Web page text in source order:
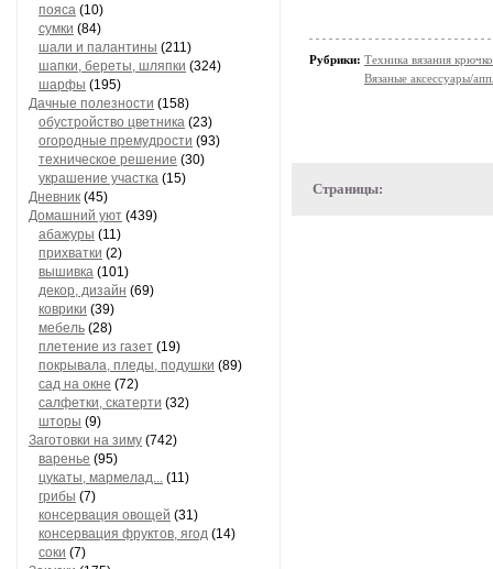
пояса (10)
сумки (84)
шали и палантины (211)
шапки, береты, шляпки (324)
шарфы (195)
Дачные полезности (158)
обустройство цветника (23)
огородные премудрости (93)
техническое решение (30)
украшение участка (15)
Дневник (45)
Домашний уют (439)
абажуры (11)
прихватки (2)
вышивка (101)
декор, дизайн (69)
коврики (39)
мебель (28)
плетение из газет (19)
покрывала, пледы, подушки (89)
сад на окне (72)
салфетки, скатерти (32)
шторы (9)
Заготовки на зиму (742)
варенье (95)
цукаты, мармелад... (11)
грибы (7)
консервация овощей (31)
консервация фруктов, ягод (14)
соки (7)
Рубрики: Техника вязания
Вязаные аксессуары/
Страницы: